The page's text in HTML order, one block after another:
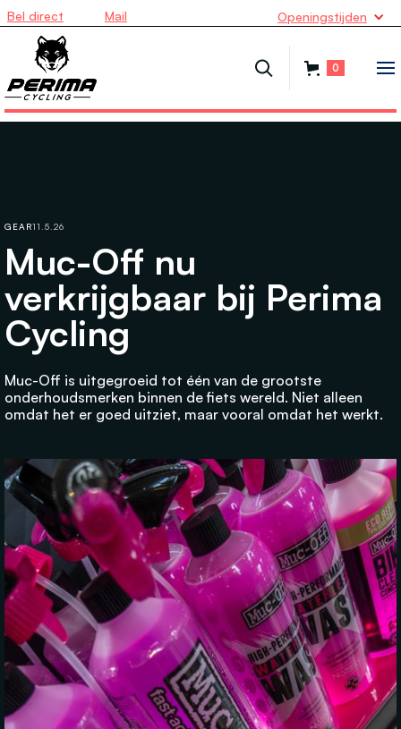
Bel direct Mail Openingstijden
0
GEAR11.5.26
Muc-Off nu
verkrijgbaar bij Perima
Cycling
Muc-Off is uitgegroeid tot één van de grootste
onderhoudsmerken binnen de fiets wereld. Niet alleen
omdat het er goed uitziet, maar vooral omdat het werkt.